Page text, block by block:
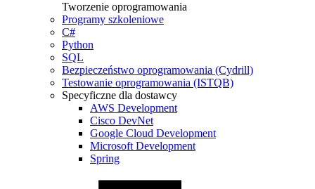
Tworzenie oprogramowania
Programy szkoleniowe
C#
Python
SQL
Bezpieczeństwo oprogramowania (Cydrill)
Testowanie oprogramowania (ISTQB)
Specyficzne dla dostawcy
AWS Development
Cisco DevNet
Google Cloud Development
Microsoft Development
Spring